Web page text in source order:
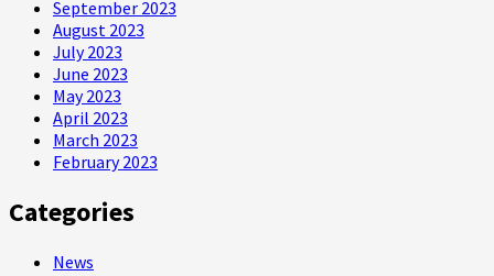
September 2023
August 2023
July 2023
June 2023
May 2023
April 2023
March 2023
February 2023
Categories
News